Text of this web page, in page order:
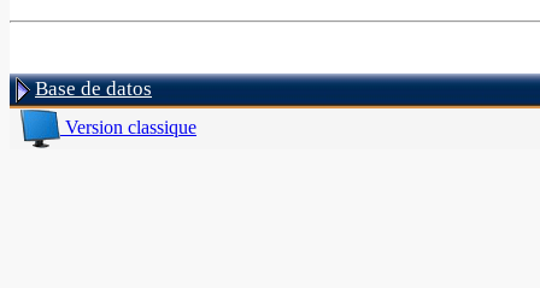
Base de datos
Version classique